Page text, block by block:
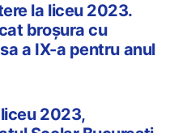
la liceu 2023.
broșura cu
a IX-a pentru anul
2023,